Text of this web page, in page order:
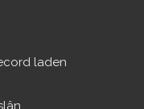
laden